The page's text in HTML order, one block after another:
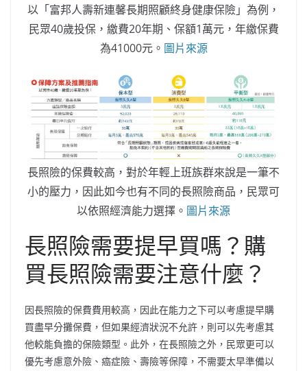
以「富邦人壽新連馨長期照顧終身健康保險」為例，
民眾40歲投保，繳費20年期、保額1萬元，年繳保費
為41000元。 圖片來源
長照險的保費較高，對於年輕上班族群來說是一筆不
小的壓力，因此如今也有不同的長照險商品，民眾可
以依照經濟能力選擇。 圖片來源
長照險需要提早買嗎？購
買長照險需要注意什麼？
因長照險的保費費用較高，因此在能力之下可以考慮提早購
買盡早分攤保費，但如果經濟狀況不允許，則可以先考慮其
他較能負擔的保險類型。此外，在長照險之外，民眾更可以
優先考慮意外險、癌症險、壽險等保障，不需要太早準備以